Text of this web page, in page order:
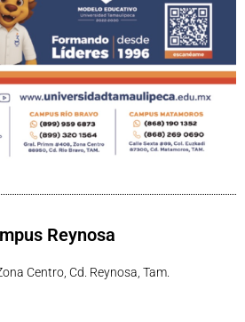
Reynosa
Centro, Cd. Reynosa, Tam.